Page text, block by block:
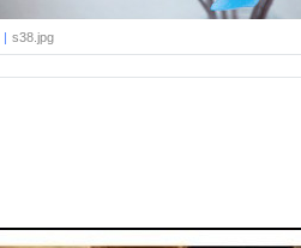
| s38.jpg